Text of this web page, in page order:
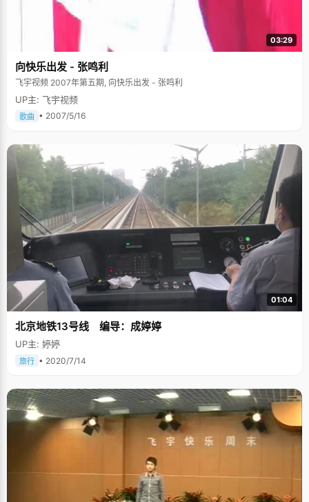
03:29
向快乐出发 - 张鸣利
飞宇视频 2007年第五期, 向快乐出发 - 张鸣利
UP主: 飞宇视频
歌曲 • 2007/5/16
01:04
北京地铁13号线 编导：成婷婷
UP主: 婷婷
旅行 • 2020/7/14